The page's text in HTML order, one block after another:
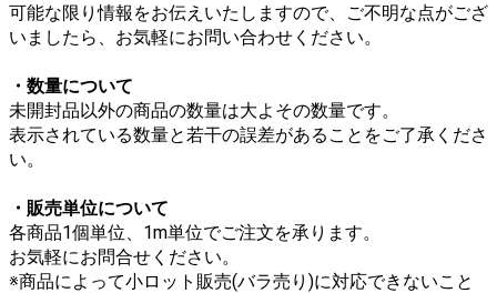
可能な限り情報をお伝えいたしますので、ご不明な点がござ
いましたら、お気軽にお問い合わせください。
・数量について
未開封品以外の商品の数量は大よその数量です。
表示されている数量と若干の誤差があることをご了承くださ
い。
・販売単位について
各商品1個単位、1m単位でご注文を承ります。
お気軽にお問合せください。
※商品によって小ロット販売(バラ売り)に対応できないこと